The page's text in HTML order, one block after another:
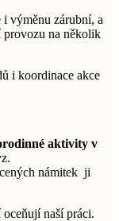
i výměnu zárubní, a
provozu na několik
i koordinace akce
aktivity v
námitek ji
naší práci.